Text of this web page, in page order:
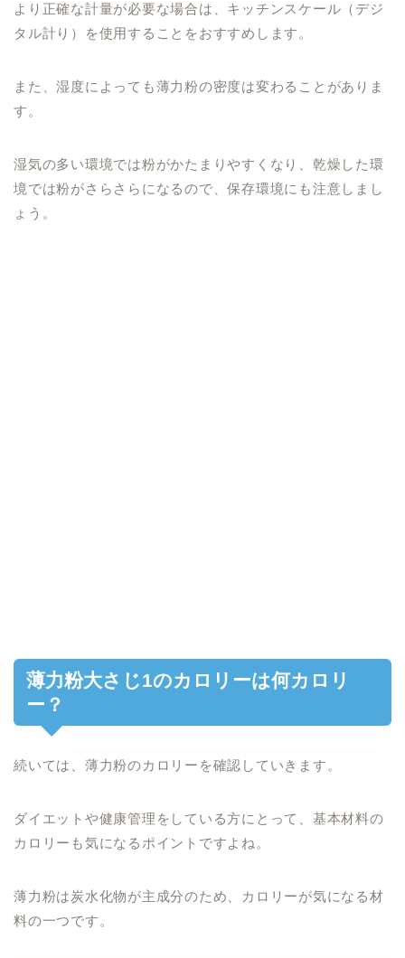
より正確な計量が必要な場合は、キッチンスケール（デジ
タル計り）を使用することをおすすめします。
また、湿度によっても薄力粉の密度は変わることがありま
す。
湿気の多い環境では粉がかたまりやすくなり、乾燥した環
境では粉がさらさらになるので、保存環境にも注意しまし
ょう。
薄力粉大さじ1のカロリーは何カロリ
ー？
続いては、薄力粉のカロリーを確認していきます。
ダイエットや健康管理をしている方にとって、基本材料の
カロリーも気になるポイントですよね。
薄力粉は炭水化物が主成分のため、カロリーが気になる材
料の一つです。